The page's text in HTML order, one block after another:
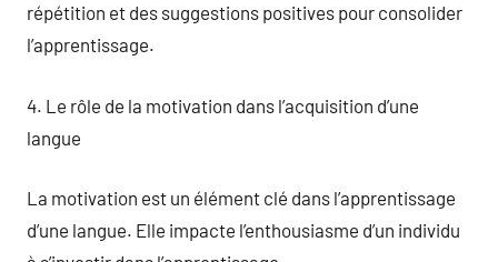
répétition et des suggestions positives pour consolider
l’apprentissage.
4. Le rôle de la motivation dans l’acquisition d’une
langue
La motivation est un élément clé dans l’apprentissage
d’une langue. Elle impacte l’enthousiasme d’un individu